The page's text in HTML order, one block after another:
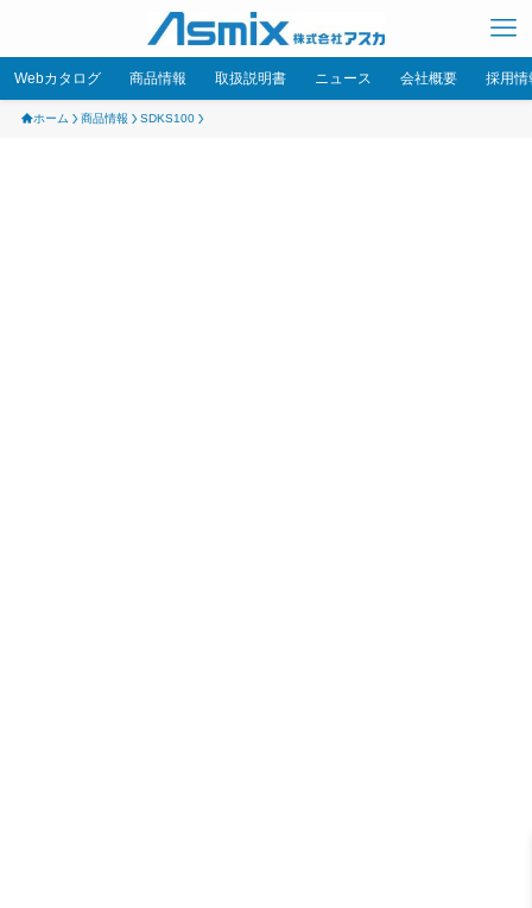
Webカタログ 商品情報 取扱説明書 ニュース 会社概要 採用情
ホーム 商品情報 SDKS100